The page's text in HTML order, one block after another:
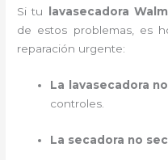
Si tu
lavasecadora
de estos problemas, es
reparación urgente:
La lavasecadora
controles.
La secadora no